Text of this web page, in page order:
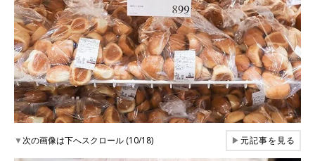
▼次の画像は下へスクロール (10/18) ▶元記事を見る